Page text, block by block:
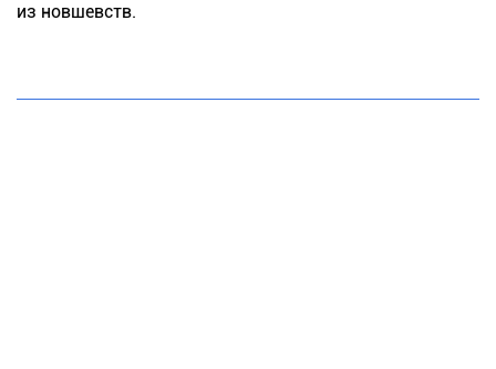
из новшевств.